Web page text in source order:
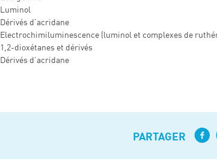
Luminol
Dérivés d’acridane
Electrochimiluminescence (luminol et complexes de
1,2-dioxétanes et dérivés
Dérivés d’acridane
PARTAGER